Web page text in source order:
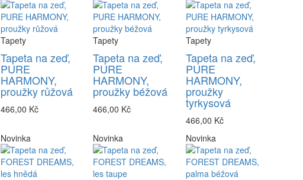
Tapety
Tapeta na zeď,
PURE
HARMONY,
proužky růžová
466,00 Kč
Tapety
Tapeta na zeď,
PURE
HARMONY,
proužky béžová
466,00 Kč
Tapety
Tapeta na zeď,
PURE
HARMONY,
proužky
tyrkysová
466,00 Kč
Novinka Novinka Novinka